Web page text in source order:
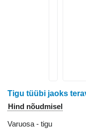
Tigu tüübi jaoks
Hind nõudmisel
Varuosa - tigu